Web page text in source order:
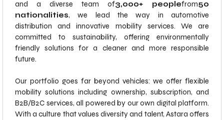
and a diverse team of3,000+ peoplefrom50
nationalities, we lead the way in automotive
distribution and innovative mobility services. We are
committed to sustainability, offering environmentally
friendly solutions for a cleaner and more responsible
future.
Our portfolio goes far beyond vehicles: we offer flexible
mobility solutions including ownership, subscription, and
B2B/B2C services, all powered by our own digital platform.
With a culture that values diversity and talent, Astara offers